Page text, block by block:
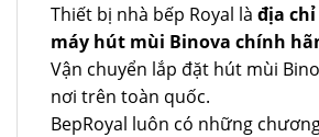
Thiết bị nhà bếp Royal là địa
máy hút mùi Binova chính
Vận chuyển lắp đặt hút mùi
nơi trên toàn quốc.
BepRoyal luôn có những